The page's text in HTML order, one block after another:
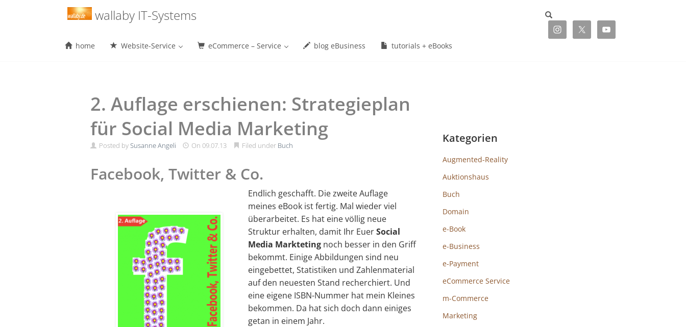
wallaby IT-Systems
Menu
home Website-Service eCommerce – Service blog eBusiness tutorials + eBooks
2. Auflage erschienen: Strategieplan
für Social Media Marketing
Posted bySusanne Angeli On 09.07.13 Filed under Buch
Facebook, Twitter & Co.
Endlich geschafft. Die zweite Auflage
meines eBook ist fertig. Mal wieder viel
überarbeitet. Es hat eine völlig neue
Struktur erhalten, damit Ihr EuerSocial
Media Markteting noch besser in den Griff
bekommt. Einige Abbildungen sind neu
eingebettet, Statistiken und Zahlenmaterial
auf den neuesten Stand recherchiert. Und
eine eigene ISBN-Nummer hat mein Kleines
bekommen. Da hat sich doch dann einiges
getan in einem Jahr.
Kategorien
Augmented-Reality
Auktionshaus
Buch
Domain
e-Book
e-Business
e-Payment
eCommerce Service
m-Commerce
Marketing